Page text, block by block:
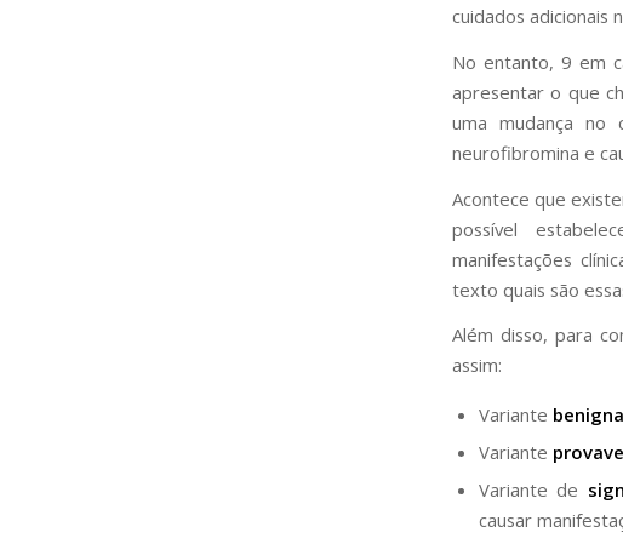
cuidados adicionais
No entanto, 9 em
apresentar o que
uma mudança no
neurofibromina e
Acontece que
possível
manifestações
texto quais são
Além disso, para
assim:
Variante benigna
Variante
Variante de
causar